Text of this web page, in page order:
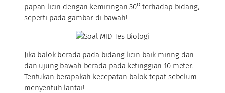
papan licin dengan kemiringan 30o terhadap bidang,
seperti pada gambar di bawah!
Jika balok berada pada bidang licin baik miring dan
dan ujung bawah berada pada ketinggian 10 meter.
Tentukan berapakah kecepatan balok tepat sebelum
menyentuh lantai!